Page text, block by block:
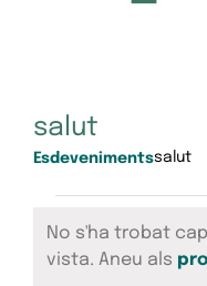
salut
Esdevenimentssalut
Avís
No s'ha trobat
vista. Aneu als